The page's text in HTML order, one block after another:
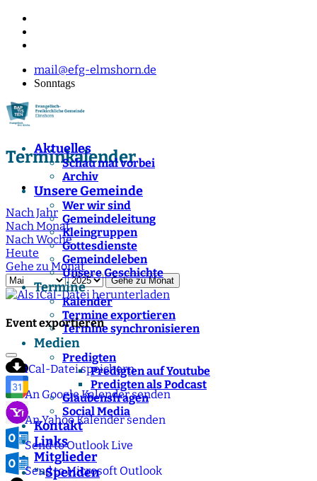
mail@efg-elmshorn.de
Sonntags
Aktuelles
Schau mal vorbei
Archiv
Unsere Gemeinde
Wer wir sind
Gemeindeleitung
Kleingruppen
Gottesdienste
Gemeindeleben
Unsere Geschichte
Termine
Kalender
Termine exportieren
Termine synchronisieren
Medien
Predigten
Predigten auf Youtube
Predigten als Podcast
Glaubensfragen
Social Media
Kontakt
Links
Mitglieder
">Spenden
Terminkalender
Nach Jahr
Nach Monat
Nach Woche
Heute
Gehe zu Monat
Gehe zu Monat
Event exportieren
iCal-Datei speichern
An Google Kalender senden
An Yahoo Kalender senden
Send to Outlook Live
Send to Microsoft Outlook